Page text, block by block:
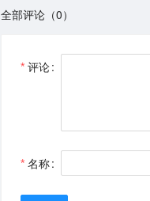
全部评论（0）
评论
名称